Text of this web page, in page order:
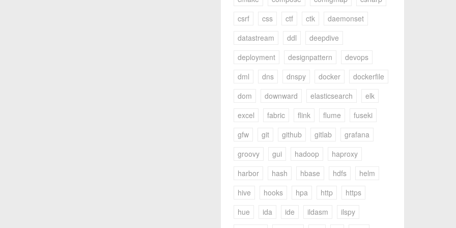
csrf
css ctf ctk
daemonset
datastream
ddl
deepdive
deployment
designpattern
devops
dml
dns dnspy docker
dockerfile
dom
downward elasticsearch
elk
excel
fabric flink flume
fuseki
gfw
git github gitlab
grafana
groovy
gui hadoop
haproxy
harbor
hash hbase hdfs
helm
hive
hooks hpa http
https
hue
ida ide ildasm
ilspy